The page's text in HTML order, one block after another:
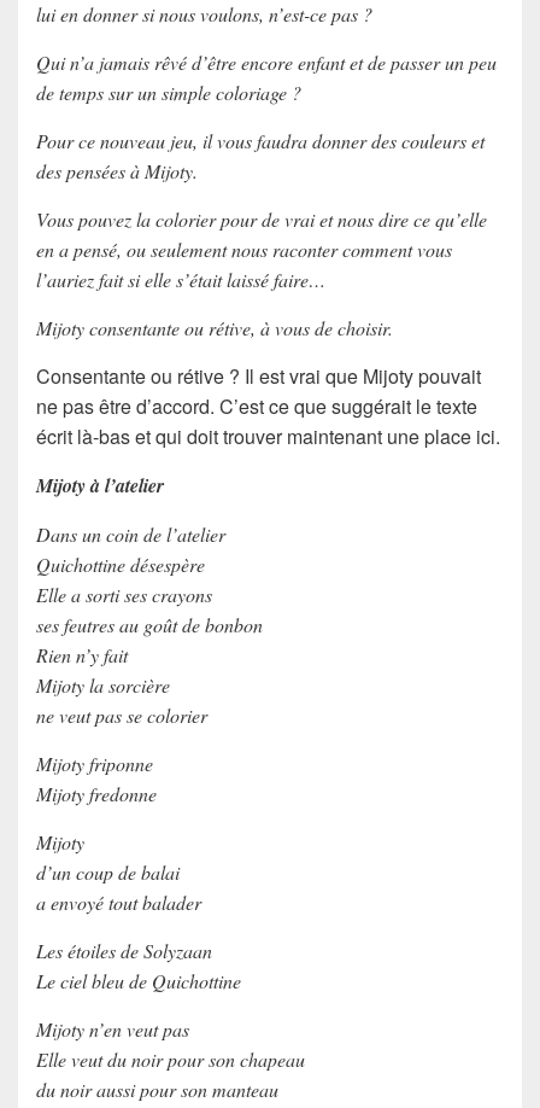
lui en donner si nous voulons, n’est-ce pas ?
Qui n’a jamais rêvé d’être encore enfant et de passer un peu
de temps sur un simple coloriage ?
Pour ce nouveau jeu, il vous faudra donner des couleurs et
des pensées à Mijoty.
Vous pouvez la colorier pour de vrai et nous dire ce qu’elle
en a pensé, ou seulement nous raconter comment vous
l’auriez fait si elle s’était laissé faire…
Mijoty consentante ou rétive, à vous de choisir.
Consentante ou rétive ? Il est vrai que Mijoty pouvait
ne pas être d’accord. C’est ce que suggérait le texte
écrit là-bas et qui doit trouver maintenant une place ici.
Mijoty à l’atelier
Dans un coin de l’atelier
Quichottine désespère
Elle a sorti ses crayons
ses feutres au goût de bonbon
Rien n’y fait
Mijoty la sorcière
ne veut pas se colorier
Mijoty friponne
Mijoty fredonne
Mijoty
d’un coup de balai
a envoyé tout balader
Les étoiles de Solyzaan
Le ciel bleu de Quichottine
Mijoty n’en veut pas
Elle veut du noir pour son chapeau
du noir aussi pour son manteau